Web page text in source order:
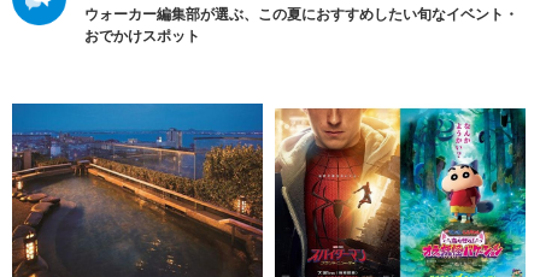
ウォーカー編集部が選ぶ、この夏におすすめしたい旬なイベント・
おでかけスポット